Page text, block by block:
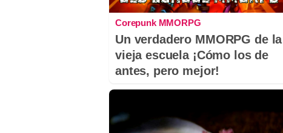
Corepunk MMORPG
Un verdadero MMORPG de la
vieja escuela ¡Cómo los de
antes, pero mejor!